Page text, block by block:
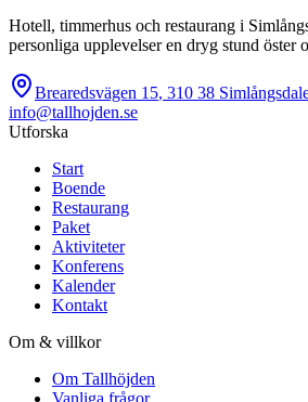
Hotell, timmerhus och restaurang i
personliga upplevelser en dryg stund öster
Brearedsvägen 15, 310 38
info@tallhojden.se
Utforska
Start
Boende
Restaurang
Paket
Aktiviteter
Konferens
Kalender
Kontakt
Om & villkor
Om Tallhöjden